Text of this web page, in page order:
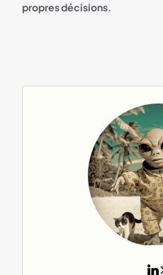
propres décisions.